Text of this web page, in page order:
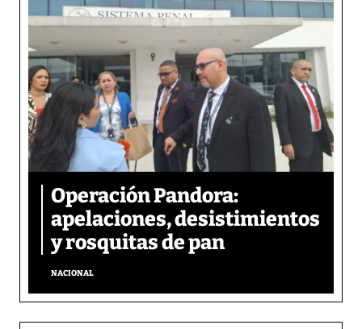
Operación Pandora:
apelaciones, desistimientos
y rosquitas de pan
NACIONAL